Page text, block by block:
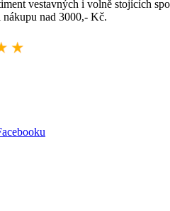
vestavných i volně stojících
nad 3000,- Kč.